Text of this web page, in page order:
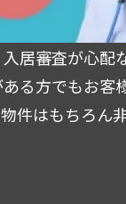
居審査が心配
る方でもお客
件はもちろん